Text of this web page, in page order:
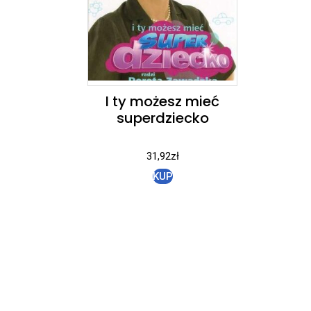
I ty możesz mieć
superdziecko
31,92zł
KUP